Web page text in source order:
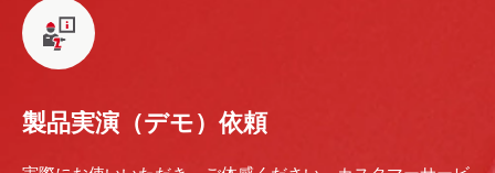
製品実演（デモ）依頼